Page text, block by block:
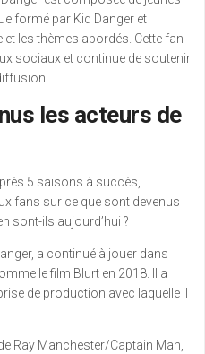
formé par Kid Danger et
et les thèmes abordés. Cette fan
sociaux et continue de soutenir
les acteurs de
5 saisons à succès,
fans sur ce que sont devenus
sont-ils aujourd’hui ?
a continué à jouer dans
le film Blurt en 2018. Il a
de production avec laquelle il
Ray Manchester/Captain Man,